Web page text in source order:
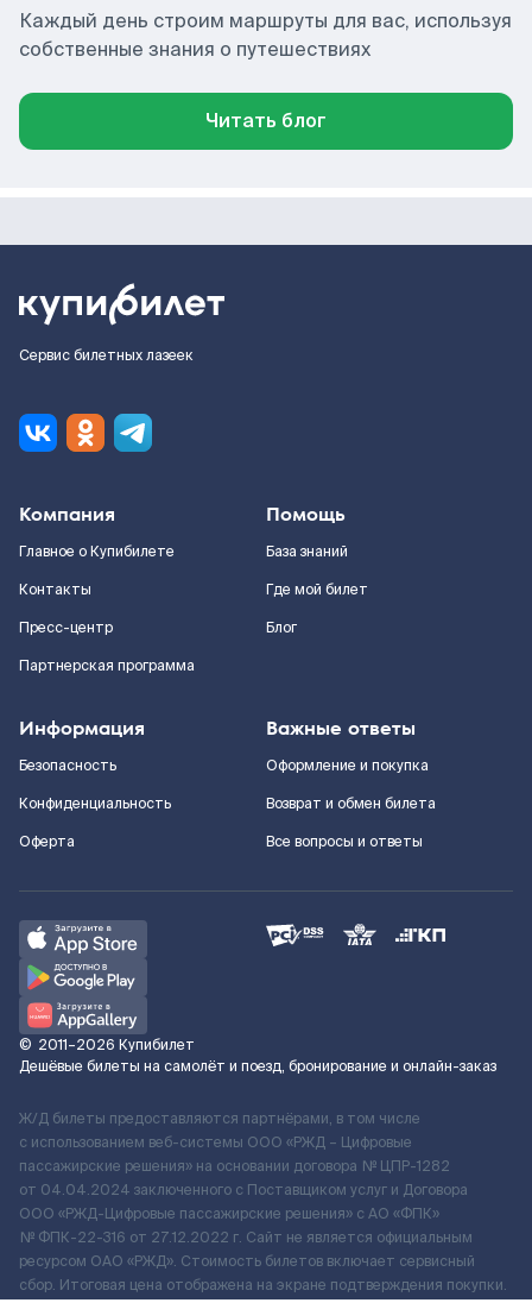
Каждый день строим маршруты для вас, используя
собственные знания о путешествиях
Читать блог
Сервис билетных лазеек
Компания
Главное о Купибилете
Контакты
Пресс-центр
Партнерская программа
Помощь
База знаний
Где мой билет
Блог
Информация
Безопасность
Конфиденциальность
Оферта
Важные ответы
Оформление и покупка
Возврат и обмен билета
Все вопросы и ответы
© 2011–2026 Купибилет
Дешёвые билеты на самолёт и поезд, бронирование и онлайн-заказ
Ж/Д билеты предоставляются партнёрами, в том числе
с использованием веб-системы ООО «РЖД – Цифровые
пассажирские решения» на основании договора № ЦПР-1282
от 04.04.2024 заключенного с Поставщиком услуг и Договора
ООО «РЖД-Цифровые пассажирские решения» c АО «ФПК»
№ ФПК-22-316 от 27.12.2022 г. Сайт не является официальным
ресурсом ОАО «РЖД». Стоимость билетов включает сервисный
сбор. Итоговая цена отображена на экране подтверждения покупки.